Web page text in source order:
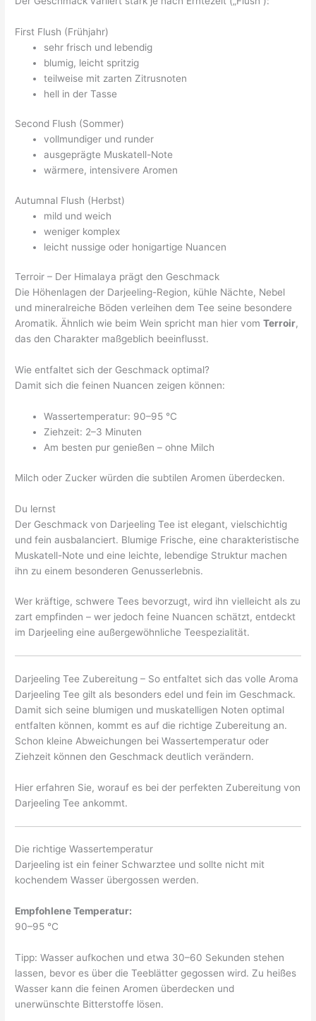
First Flush (Frühjahr)
sehr frisch und lebendig
blumig, leicht spritzig
teilweise mit zarten Zitrusnoten
hell in der Tasse
Second Flush (Sommer)
vollmundiger und runder
ausgeprägte Muskatell-Note
wärmere, intensivere Aromen
Autumnal Flush (Herbst)
mild und weich
weniger komplex
leicht nussige oder honigartige Nuancen
Terroir – Der Himalaya prägt den Geschmack
Die Höhenlagen der Darjeeling-Region, kühle Nächte, Nebel
und mineralreiche Böden verleihen dem Tee seine besondere
Aromatik. Ähnlich wie beim Wein spricht man hier vomTerroir,
das den Charakter maßgeblich beeinflusst.
Wie entfaltet sich der Geschmack optimal?
Damit sich die feinen Nuancen zeigen können:
Wassertemperatur: 90–95 °C
Ziehzeit: 2–3 Minuten
Am besten pur genießen – ohne Milch
Milch oder Zucker würden die subtilen Aromen überdecken.
Du lernst
Der Geschmack von Darjeeling Tee ist elegant, vielschichtig
und fein ausbalanciert. Blumige Frische, eine charakteristische
Muskatell-Note und eine leichte, lebendige Struktur machen
ihn zu einem besonderen Genusserlebnis.
Wer kräftige, schwere Tees bevorzugt, wird ihn vielleicht als zu
zart empfinden – wer jedoch feine Nuancen schätzt, entdeckt
im Darjeeling eine außergewöhnliche Teespezialität.
Darjeeling Tee Zubereitung – So entfaltet sich das volle Aroma
Darjeeling Tee gilt als besonders edel und fein im Geschmack.
Damit sich seine blumigen und muskatelligen Noten optimal
entfalten können, kommt es auf die richtige Zubereitung an.
Schon kleine Abweichungen bei Wassertemperatur oder
Ziehzeit können den Geschmack deutlich verändern.
Hier erfahren Sie, worauf es bei der perfekten Zubereitung von
Darjeeling Tee ankommt.
Die richtige Wassertemperatur
Darjeeling ist ein feiner Schwarztee und sollte nicht mit
kochendem Wasser übergossen werden.
Empfohlene Temperatur:
90–95 °C
Tipp: Wasser aufkochen und etwa 30–60 Sekunden stehen
lassen, bevor es über die Teeblätter gegossen wird. Zu heißes
Wasser kann die feinen Aromen überdecken und
unerwünschte Bitterstoffe lösen.